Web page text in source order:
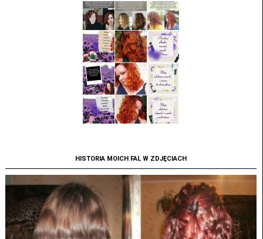
HISTORIA MOICH FAL W ZDJĘCIACH